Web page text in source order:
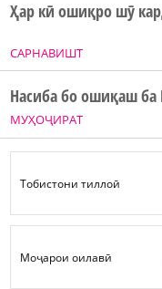
САРНАВИШТ
Ҳар кӣ ошиқро шӯ
МУҲОҶИРАТ
Насиба бо ошиқаш ба
Тобистони тиллоӣ
Моҷарои оилавӣ